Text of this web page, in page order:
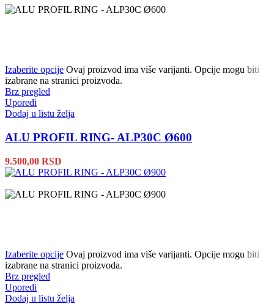
Izaberite opcije Ovaj proizvod ima više varijanti. Opcije mogu biti
izabrane na stranici proizvoda.
Brz pregled
Uporedi
Dodaj u listu želja
ALU PROFIL RING- ALP30C Ø600
9.500,00 RSD
Izaberite opcije Ovaj proizvod ima više varijanti. Opcije mogu biti
izabrane na stranici proizvoda.
Brz pregled
Uporedi
Dodaj u listu želja